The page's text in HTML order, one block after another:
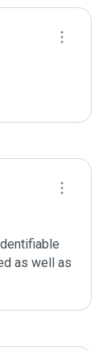
as well as